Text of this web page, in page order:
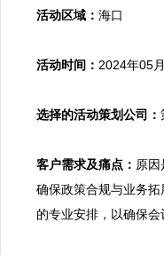
活动区域： 海口
活动时间： 2024年05
选择的活动策划公司：
客户需求及痛点： 原
确保政策合规与业务
的专业安排，以确保